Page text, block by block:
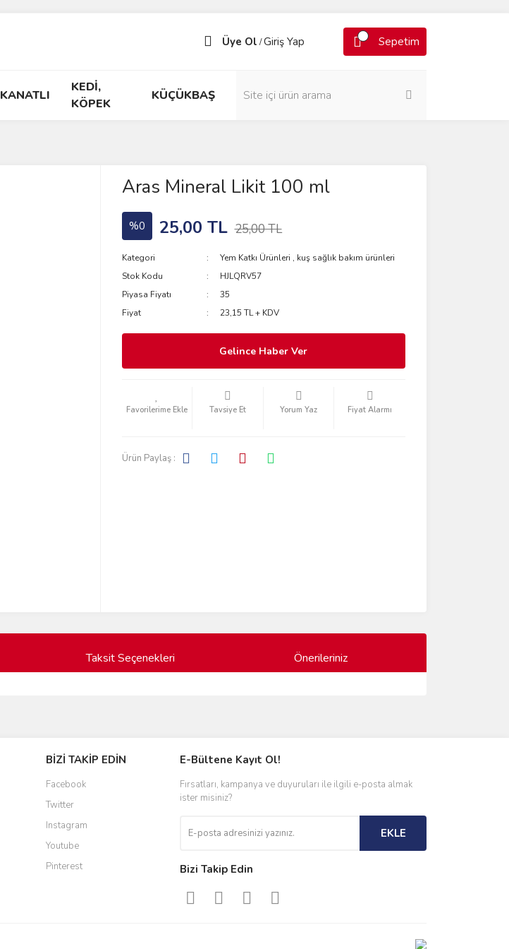
Üye Ol /Giriş Yap Sepetim
KANATLI
KEDİ,
KÖPEK
KÜÇÜKBAŞ
Aras Mineral Likit 100 ml
%0 25,00 TL 25,00 TL
Kategori Yem Katkı Ürünleri , kuş sağlık bakım ürünleri
Stok Kodu
HJLQRV57
Piyasa Fiyatı
35
Fiyat
23,15 TL + KDV
Gelince Haber Ver
Tavsiye Et Yorum Yaz Fiyat Alarmı
Ürün Paylaş :
Taksit Seçenekleri Önerileriniz
BİZİ TAKİP EDİN
Facebook
Twitter
Instagram
Youtube
Pinterest
E-Bültene Kayıt Ol!
Fırsatları, kampanya ve duyuruları ile ilgili e-posta almak
ister misiniz?
EKLE
Bizi Takip Edin